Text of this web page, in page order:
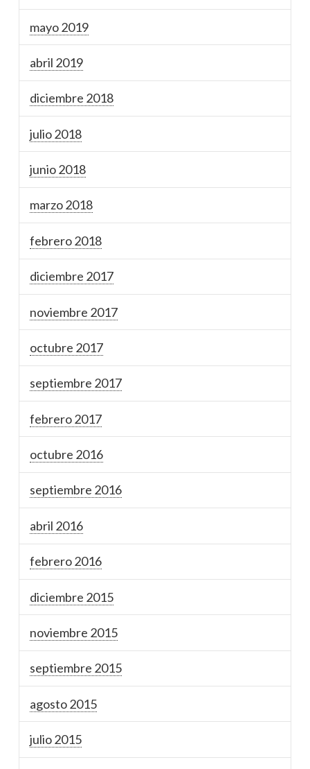
mayo 2019
abril 2019
diciembre 2018
julio 2018
junio 2018
marzo 2018
febrero 2018
diciembre 2017
noviembre 2017
octubre 2017
septiembre 2017
febrero 2017
octubre 2016
septiembre 2016
abril 2016
febrero 2016
diciembre 2015
noviembre 2015
septiembre 2015
agosto 2015
julio 2015